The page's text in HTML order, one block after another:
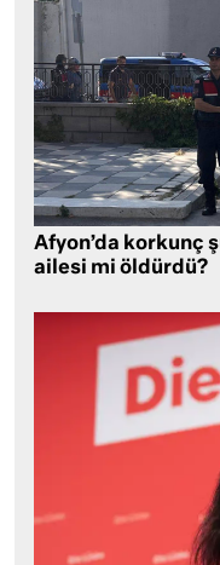
Afyon’da korkunç
ailesi mi öldürdü?